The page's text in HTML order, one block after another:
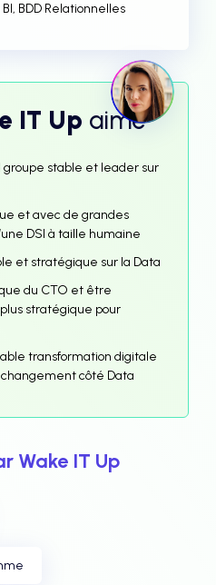
BDD Relationnelles
IT Up aime
groupe stable et leader sur
et avec de grandes
DSI à taille humaine
et stratégique sur la Data
du CTO et être
stratégique pour
transformation digitale
côté Data
Wake IT Up